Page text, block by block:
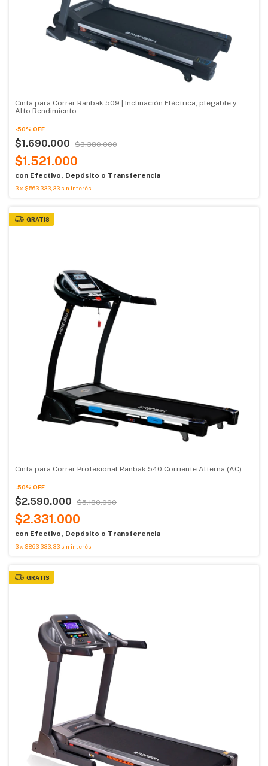
Cinta para Correr Ranbak 509 | Inclinación Eléctrica, plegable y
Alto Rendimiento
-50% OFF
$1.690.000 $3.380.000
$1.521.000
con Efectivo, Depósito o Transferencia
3x $563.333,33 sin interés
GRATIS
Cinta para Correr Profesional Ranbak 540 Corriente Alterna (AC)
-50% OFF
$2.590.000 $5.180.000
$2.331.000
con Efectivo, Depósito o Transferencia
3x $863.333,33 sin interés
GRATIS